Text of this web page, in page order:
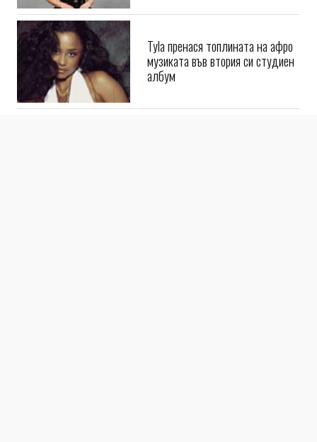
Tyla пренася топлината на афро
музиката във втория си студиен
албум